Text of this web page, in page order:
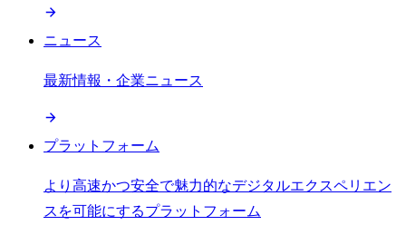
ニュース
最新情報・企業ニュース
プラットフォーム
より高速かつ安全で魅力的なデジタルエクスペリエン
スを可能にするプラットフォーム